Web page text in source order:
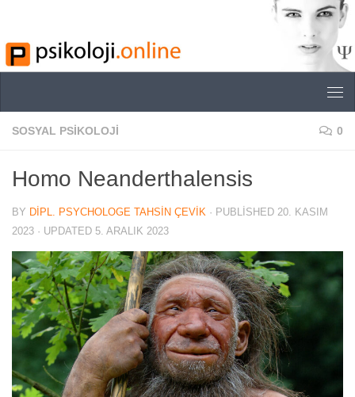
SOSYAL PSIKOLOJI 0
Homo Neanderthalensis
BY DIPL. PSYCHOLOGE TAHSIN ÇEVIK · PUBLISHED 20. KASIM
2023 · UPDATED 5. ARALIK 2023